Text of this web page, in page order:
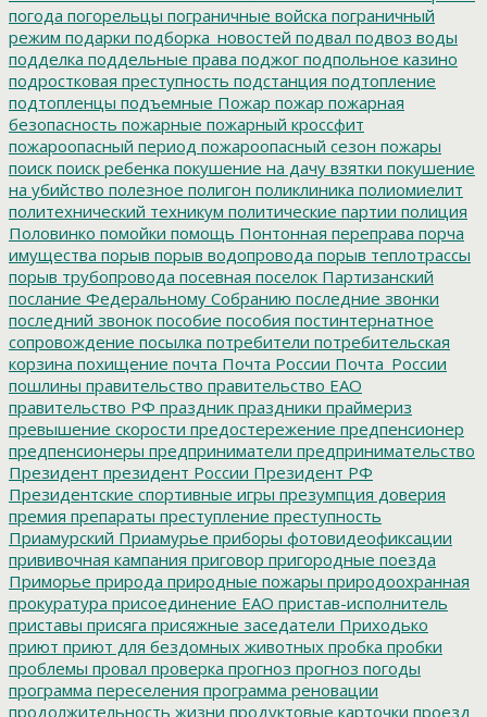
погода погорельцы пограничные войска пограничный
режим подарки подборка_новостей подвал подвоз воды
подделка поддельные права поджог подпольное казино
подростковая преступность подстанция подтопление
подтопленцы подъемные Пожар пожар пожарная
безопасность пожарные пожарный кроссфит
пожароопасный период пожароопасный сезон пожары
поиск поиск ребенка покушение на дачу взятки покушение
на убийство полезное полигон поликлиника полиомиелит
политехнический техникум политические партии полиция
Половинко помойки помощь Понтонная переправа порча
имущества порыв порыв водопровода порыв теплотрассы
порыв трубопровода посевная поселок Партизанский
послание Федеральному Собранию последние звонки
последний звонок пособие пособия постинтернатное
сопровождение посылка потребители потребительская
корзина похищение почта Почта России Почта_России
пошлины правительство правительство ЕАО
правительство РФ праздник праздники праймериз
превышение скорости предостережение предпенсионер
предпенсионеры предприниматели предпринимательство
Президент президент России Президент РФ
Президентские спортивные игры презумпция доверия
премия препараты преступление преступность
Приамурский Приамурье приборы фотовидеофиксации
прививочная кампания приговор пригородные поезда
Приморье природа природные пожары природоохранная
прокуратура присоединение ЕАО пристав-исполнитель
приставы присяга присяжные заседатели Приходько
приют приют для бездомных животных пробка пробки
проблемы провал проверка прогноз прогноз погоды
программа переселения программа реновации
продолжительность жизни продуктовые карточки проезд